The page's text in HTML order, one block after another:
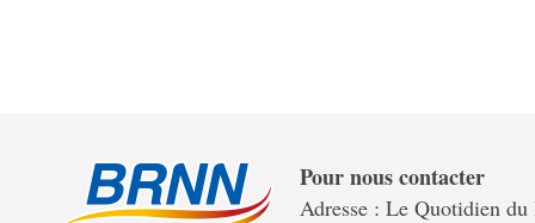
Pour nous contacter
Adresse : Le Quotidien